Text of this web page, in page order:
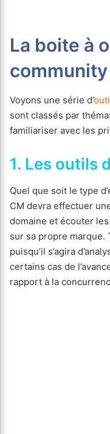
La boite à
Voyons une série d’
sont classés par
familiariser avec les
1. Les outils
Quel que soit le type
CM devra effectuer
domaine et écouter
sur sa propre marque.
puisqu’il s’agira
certains cas de
rapport à la